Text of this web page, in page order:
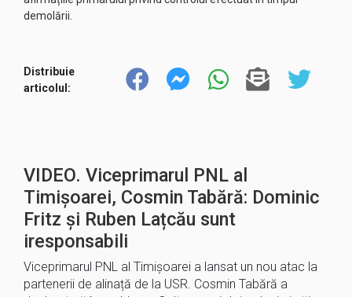
demolării.
Distribuie
articolul:
VIDEO. Viceprimarul PNL al
Timișoarei, Cosmin Tabără: Dominic
Fritz și Ruben Lațcău sunt
iresponsabili
Viceprimarul PNL al Timișoarei a lansat un nou atac la
partenerii de alinață de la USR. Cosmin Tabără a